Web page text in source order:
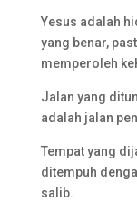
Yesus adalah
yang benar,
memperoleh
Jalan yang
adalah jalan
Tempat yang
ditempuh
salib.